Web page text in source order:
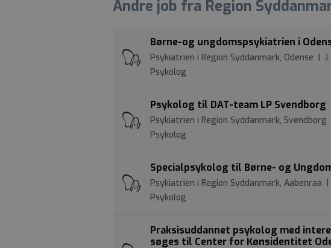
Andre job fra Region
Børne-og ungdomspsykiatrien i
Psykiatrien i Region Syddanmark, Odense |
Psykolog
Psykolog til DAT-team LP Svendborg
Psykiatrien i Region Syddanmark,
Psykolog
Specialpsykolog til Børne- og
Psykiatrien i Region Syddanmark, Aabenraa
Psykolog
Praksisuddannet psykolog med
søges til Center for Kønsidentitet